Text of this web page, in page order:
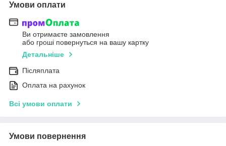
Умови оплати
Ви отримаєте замовлення
або гроші повернуться на вашу картку
Детальніше
Післяплата
Оплата на рахунок
Всі умови оплати
Умови повернення